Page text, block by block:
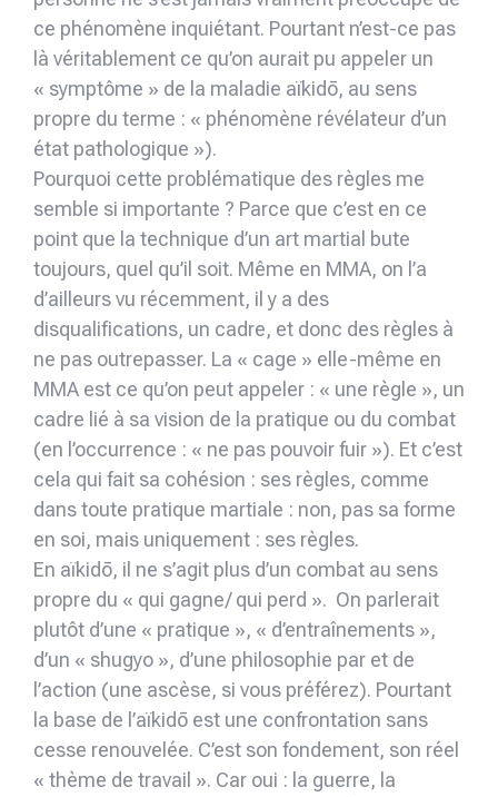
ce phénomène inquiétant. Pourtant n’est-ce pas
là véritablement ce qu’on aurait pu appeler un
« symptôme » de la maladie aïkidō, au sens
propre du terme : « phénomène révélateur d’un
état pathologique »).
Pourquoi cette problématique des règles me
semble si importante ? Parce que c’est en ce
point que la technique d’un art martial bute
toujours, quel qu’il soit. Même en MMA, on l’a
d’ailleurs vu récemment, il y a des
disqualifications, un cadre, et donc des règles à
ne pas outrepasser. La « cage » elle-même en
MMA est ce qu’on peut appeler : « une règle », un
cadre lié à sa vision de la pratique ou du combat
(en l’occurrence : « ne pas pouvoir fuir »). Et c’est
cela qui fait sa cohésion : ses règles, comme
dans toute pratique martiale : non, pas sa forme
en soi, mais uniquement : ses règles.
En aïkidō, il ne s’agit plus d’un combat au sens
propre du « qui gagne/ qui perd ». On parlerait
plutôt d’une « pratique », « d’entraînements »,
d’un « shugyo », d’une philosophie par et de
l’action (une ascèse, si vous préférez). Pourtant
la base de l’aïkidō est une confrontation sans
cesse renouvelée. C’est son fondement, son réel
« thème de travail ». Car oui : la guerre, la